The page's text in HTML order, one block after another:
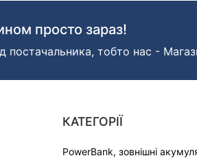
просто зараз!
постачальника, тобто нас -
КАТЕГОРІЇ
PowerBank, зовнішні